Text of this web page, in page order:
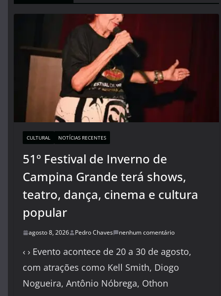
CULTURAL NOTÍCIAS RECENTES
51º Festival de Inverno de
Campina Grande terá shows,
teatro, dança, cinema e cultura
popular
agosto 8, 2026 Pedro Chaves nenhum comentário
‹ › Evento acontece de 20 a 30 de agosto,
com atrações como Kell Smith, Diogo
Nogueira, Antônio Nóbrega, Othon